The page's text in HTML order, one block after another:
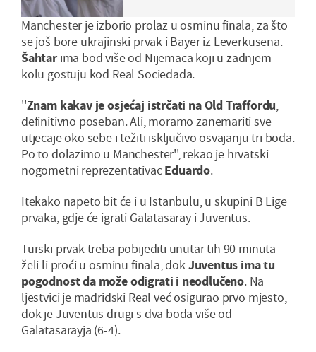
Manchester je izborio prolaz u osminu finala, za što
se još bore ukrajinski prvak i Bayer iz Leverkusena.
Šahtarima bod više od Nijemaca koji u zadnjem
kolu gostuju kod Real Sociedada.
''Znam kakav je osjećaj istrčati na Old Traffordu,
definitivno poseban. Ali, moramo zanemariti sve
utjecaje oko sebe i težiti isključivo osvajanju tri boda.
Po to dolazimo u Manchester'', rekao je hrvatski
nogometni reprezentativacEduardo.
Itekako napeto bit će i u Istanbulu, u skupini B Lige
prvaka, gdje će igrati Galatasaray i Juventus.
Turski prvak treba pobijediti unutar tih 90 minuta
želi li proći u osminu finala, dokJuventus ima tu
pogodnost da može odigrati i neodlučeno. Na
ljestvici je madridski Real već osigurao prvo mjesto,
dok je Juventus drugi s dva boda više od
Galatasarayja (6-4).